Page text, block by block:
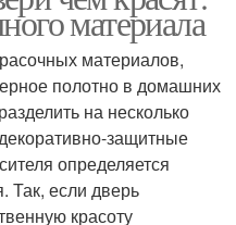
материала
материалов,
полотно в домашних
на несколько
защитные
определяется
Так, если дверь
красоту